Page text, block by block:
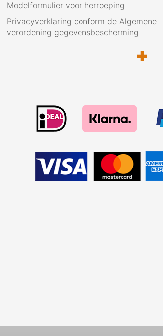
Modelformulier voor herroeping
Privacyverklaring conform de Algemene
verordening gegevensbescherming